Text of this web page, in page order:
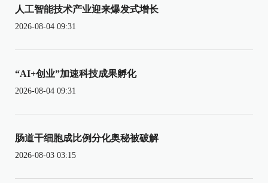
人工智能技术产业迎来爆发式增长
2026-08-04 09:31
“AI+创业”加速科技成果孵化
2026-08-04 09:31
肠道干细胞成比例分化奥秘被破解
2026-08-03 03:15